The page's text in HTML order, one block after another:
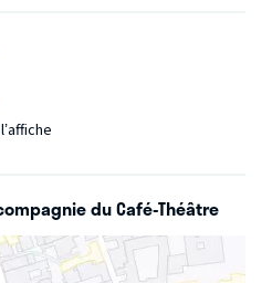
du Café-Théâtre